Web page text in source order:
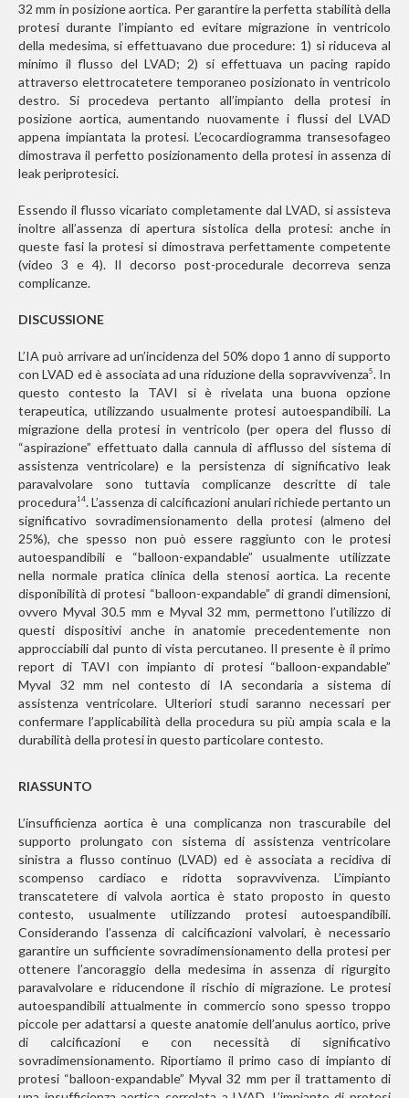
32 mm in posizione aortica. Per garantire la perfetta stabilità della
protesi durante l’impianto ed evitare migrazione in ventricolo
della medesima, si effettuavano due procedure: 1) si riduceva al
minimo il flusso del LVAD; 2) si effettuava un pacing rapido
attraverso elettrocatetere temporaneo posizionato in ventricolo
destro. Si procedeva pertanto all’impianto della protesi in
posizione aortica, aumentando nuovamente i flussi del LVAD
appena impiantata la protesi. L’ecocardiogramma transesofageo
dimostrava il perfetto posizionamento della protesi in assenza di
leak periprotesici.
Essendo il flusso vicariato completamente dal LVAD, si assisteva
inoltre all’assenza di apertura sistolica della protesi: anche in
queste fasi la protesi si dimostrava perfettamente competente
(video 3 e 4). Il decorso post-procedurale decorreva senza
complicanze.
DISCUSSIONE
L’IA può arrivare ad un’incidenza del 50% dopo 1 anno di supporto
con LVAD ed è associata ad una riduzione della sopravvivenza5. In
questo contesto la TAVI si è rivelata una buona opzione
terapeutica, utilizzando usualmente protesi autoespandibili. La
migrazione della protesi in ventricolo (per opera del flusso di
“aspirazione” effettuato dalla cannula di afflusso del sistema di
assistenza ventricolare) e la persistenza di significativo leak
paravalvolare sono tuttavia complicanze descritte di tale
procedura14. L’assenza di calcificazioni anulari richiede pertanto un
significativo sovradimensionamento della protesi (almeno del
25%), che spesso non può essere raggiunto con le protesi
autoespandibili e “balloon-expandable” usualmente utilizzate
nella normale pratica clinica della stenosi aortica. La recente
disponibilità di protesi “balloon-expandable” di grandi dimensioni,
ovvero Myval 30.5 mm e Myval 32 mm, permettono l’utilizzo di
questi dispositivi anche in anatomie precedentemente non
approcciabili dal punto di vista percutaneo. Il presente è il primo
report di TAVI con impianto di protesi “balloon-expandable”
Myval 32 mm nel contesto di IA secondaria a sistema di
assistenza ventricolare. Ulteriori studi saranno necessari per
confermare l’applicabilità della procedura su più ampia scala e la
durabilità della protesi in questo particolare contesto.
RIASSUNTO
L’insufficienza aortica è una complicanza non trascurabile del
supporto prolungato con sistema di assistenza ventricolare
sinistra a flusso continuo (LVAD) ed è associata a recidiva di
scompenso cardiaco e ridotta sopravvivenza. L’impianto
transcatetere di valvola aortica è stato proposto in questo
contesto, usualmente utilizzando protesi autoespandibili.
Considerando l’assenza di calcificazioni valvolari, è necessario
garantire un sufficiente sovradimensionamento della protesi per
ottenere l’ancoraggio della medesima in assenza di rigurgito
paravalvolare e riducendone il rischio di migrazione. Le protesi
autoespandibili attualmente in commercio sono spesso troppo
piccole per adattarsi a queste anatomie dell’anulus aortico, prive
di calcificazioni e con necessità di significativo
sovradimensionamento. Riportiamo il primo caso di impianto di
protesi “balloon-expandable” Myval 32 mm per il trattamento di